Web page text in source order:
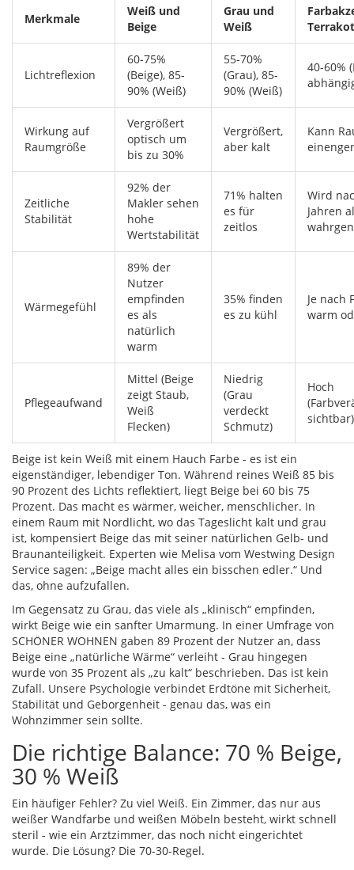
Merkmale
Weiß und
Beige
Grau und
Weiß
Lichtreflexion
60-75%
(Beige), 85-
90% (Weiß)
55-70%
(Grau), 85-
90% (Weiß)
40-60%
Wirkung auf
Raumgröße
Vergrößert
optisch um
bis zu 30%
Vergrößert,
aber kalt
Kann
Zeitliche
Stabilität
92% der
Makler sehen
hohe
Wertstabilität
71% halten
es für
zeitlos
Wird
Jahren
Wärmegefühl
89% der
Nutzer
empfinden
es als
natürlich
warm
35% finden
es zu kühl
Je nach
warm
Pflegeaufwand
Mittel (Beige
zeigt Staub,
Weiß
Flecken)
Niedrig
(Grau
verdeckt
Schmutz)
Hoch
sichtbar)
Beige ist kein Weiß mit einem Hauch Farbe - es ist ein
eigenständiger, lebendiger Ton. Während reines Weiß 85 bis
90 Prozent des Lichts reflektiert, liegt Beige bei 60 bis 75
Prozent. Das macht es wärmer, weicher, menschlicher. In
einem Raum mit Nordlicht, wo das Tageslicht kalt und grau
ist, kompensiert Beige das mit seiner natürlichen Gelb- und
Braunanteiligkeit. Experten wie Melisa vom Westwing Design
Service sagen: „Beige macht alles ein bisschen edler.“ Und
das, ohne aufzufallen.
Im Gegensatz zu Grau, das viele als „klinisch“ empfinden,
wirkt Beige wie ein sanfter Umarmung. In einer Umfrage von
SCHÖNER WOHNEN gaben 89 Prozent der Nutzer an, dass
Beige eine „natürliche Wärme“ verleiht - Grau hingegen
wurde von 35 Prozent als „zu kalt“ beschrieben. Das ist kein
Zufall. Unsere Psychologie verbindet Erdtöne mit Sicherheit,
Stabilität und Geborgenheit - genau das, was ein
Wohnzimmer sein sollte.
Die richtige Balance: 70 % Beige,
30 % Weiß
Ein häufiger Fehler? Zu viel Weiß. Ein Zimmer, das nur aus
weißer Wandfarbe und weißen Möbeln besteht, wirkt schnell
steril - wie ein Arztzimmer, das noch nicht eingerichtet
wurde. Die Lösung? Die 70-30-Regel.